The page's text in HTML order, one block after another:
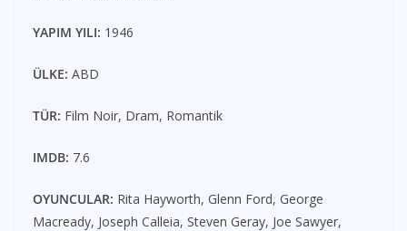
YAPIM YILI: 1946
ÜLKE: ABD
TÜR: Film Noir, Dram, Romantik
IMDB: 7.6
OYUNCULAR: Rita Hayworth, Glenn Ford, George
Macready, Joseph Calleia, Steven Geray, Joe Sawyer,